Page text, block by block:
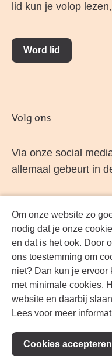
Om onze website zo
nodig dat je onze
en dat is het ook. Door
ons toestemming om
niet? Dan kun je ervoor
met minimale cookies.
website en daarbij
Lees voor meer
Cookies accepteren
lid kun je volop
Word lid
Volg ons
Via onze social
allemaal gebeurt in
FacebookLinkedIn